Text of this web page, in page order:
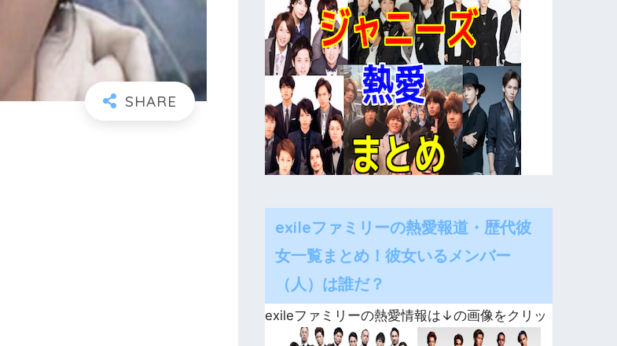
exileファミリーの熱愛報道・歴代彼
女一覧まとめ！彼女いるメンバー
（人）は誰だ？
exileファミリーの熱愛情報は↓の画像をクリッ